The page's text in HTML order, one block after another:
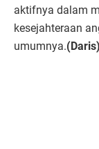
aktifnya dalam
kesejahteraan
umumnya.(Daris)